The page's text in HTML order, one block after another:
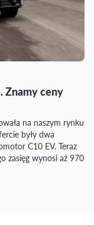
Znamy ceny
na naszym rynku
były dwa
C10 EV. Teraz
zasięg wynosi aż 970